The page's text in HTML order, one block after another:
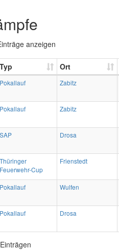
anzeigen
Typ
Ort
Pokallauf Zabitz
Pokallauf Zabitz
SAP Drosa
Thüringer
Feuerwehr-Cup
Frienstedt
Pokallauf Wulfen
Pokallauf Drosa